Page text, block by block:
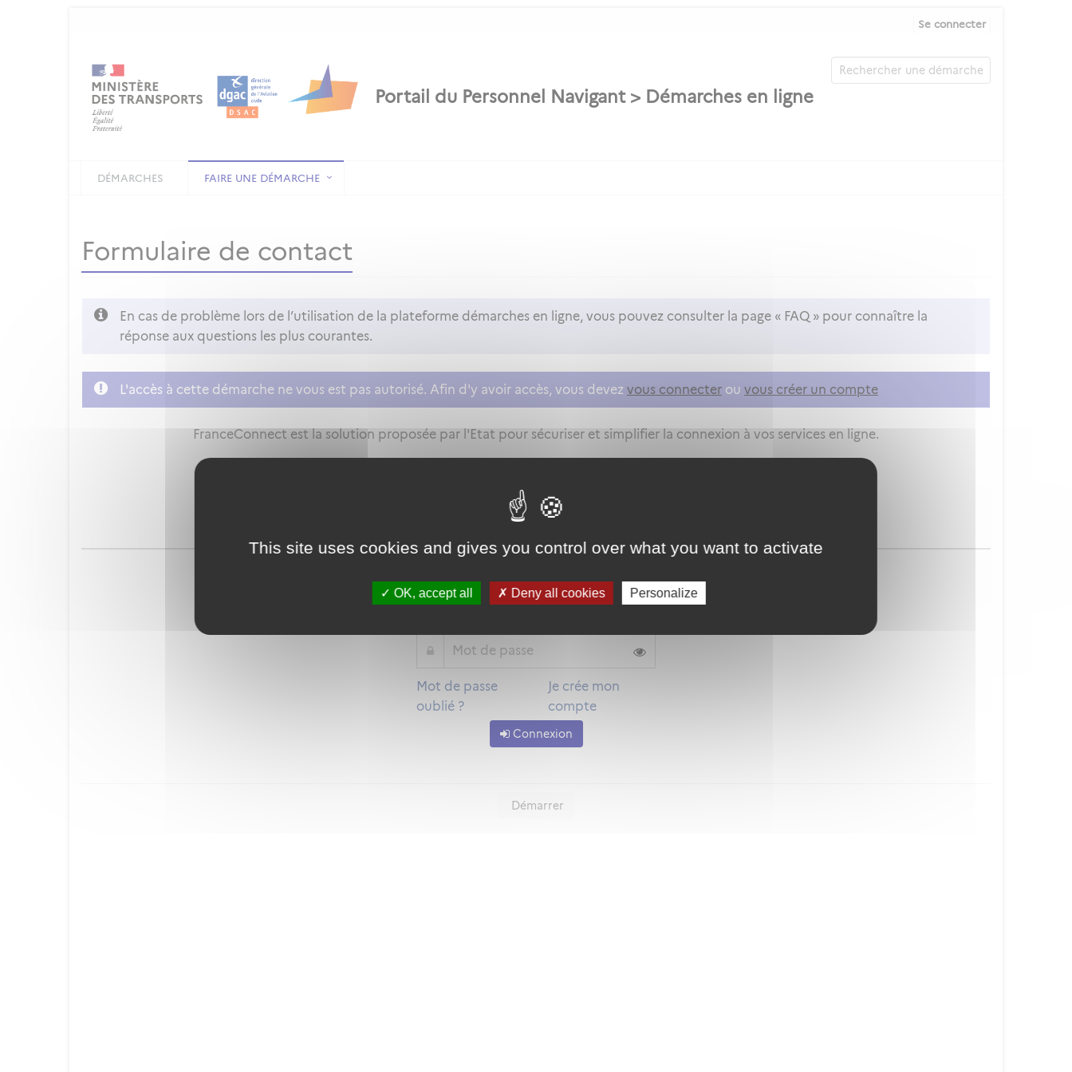
This site uses cookies and gives you control over what you want to activate
OK, accept all Deny all cookies Personalize
Se connecter
DÉMARCHES FAIRE UNE DÉMARCHE
Formulaire de contact
En cas de problème lors de l’utilisation de la plateforme démarches en ligne, vous pouvez consulter la page « FAQ » pour connaître la
réponse aux questions les plus courantes.
L'accès à cette démarche ne vous est pas autorisé. Afin d'y avoir accès, vous devez vous connecter ou vous créer un compte
FranceConnect est la solution proposée par l'Etat pour sécuriser et simplifier la connexion à vos services en ligne.
Qu'est-ce que FranceConnect ?
ou
Mot de passe
oublié ?
Je crée mon
compte
Connexion
Démarrer